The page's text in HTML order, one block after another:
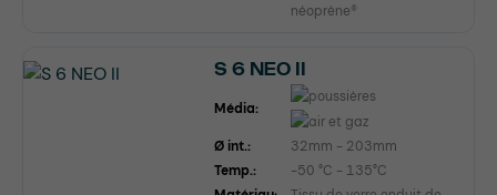
néoprène®
S 6 NEO II
Média:
Ø int.:
32mm - 203mm
Temp.:
-50 °C - 135°C